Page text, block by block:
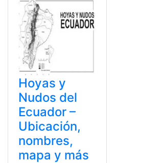
Hoyas y
Nudos del
Ecuador –
Ubicación,
nombres,
mapa y más